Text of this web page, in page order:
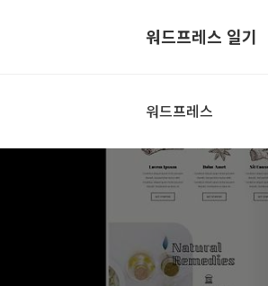
워드프레스 일기
워드프레스